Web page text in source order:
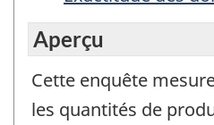
Aperçu
Cette enquête
les quantités de